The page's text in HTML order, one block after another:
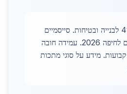
ת"י 1220, 18, 413 לבנייה ובטיחות. סייסמיים
וסביבתיים רלוונטיים לחיפה 2026. עמידה חובה
מידע על סוגי מתכות